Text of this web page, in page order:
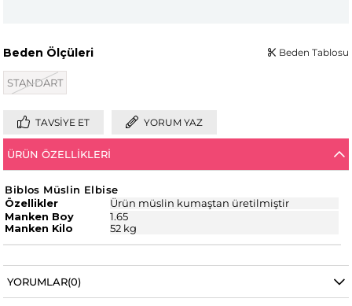
Beden Ölçüleri
STANDART
Beden Tablosu
TAVSIYE ET YORUM YAZ
ÜRÜN ÖZELLIKLERI
Biblos Müslin Elbise
Özellikler
Ürün müslin kumaştan üretilmiştir
Manken Boy
Manken Kilo
1.65
52 kg
YORUMLAR(0)